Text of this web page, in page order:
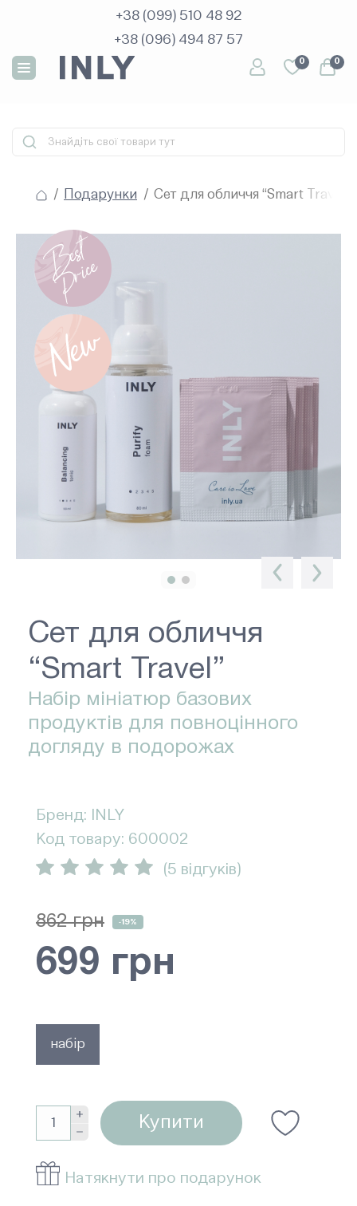
+38 (099) 510 48 92
+38 (096) 494 87 57
+38 (099) 510 48 92
+38 (096) 494 87 57
0 0
Подарунки Сет для обличчя “Smart Travel”
Сет для обличчя
“Smart Travel”
Набір мініатюр базових
продуктів для повноцінного
догляду в подорожах
Бренд: INLY
Код товару: 600002
(5 відгуків)
862 грн -19%
699 грн
набір
Купити
Натякнути про подарунок